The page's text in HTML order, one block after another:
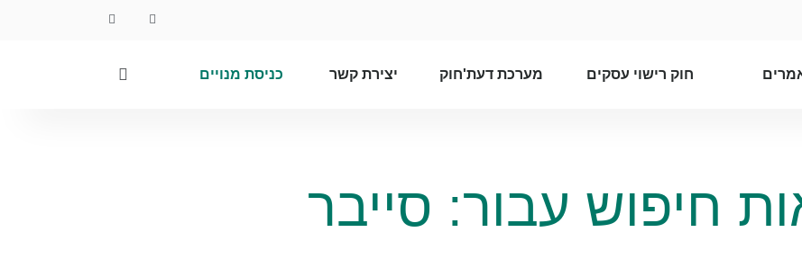
חוק רישוי עסקים מערכת דעת'חוק יצירת קשר כניסת מנויים
חיפוש עבור: סייבר